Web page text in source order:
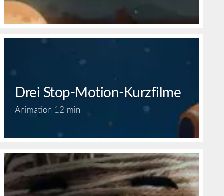
Drei Stop-Motion-Kurzfilme
Animation 12 min